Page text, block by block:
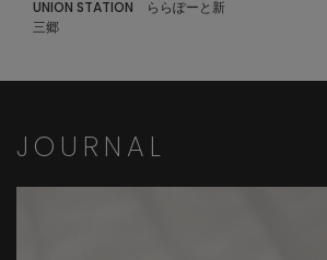
UNION STATION ららぽーと新
三郷
JOURNAL